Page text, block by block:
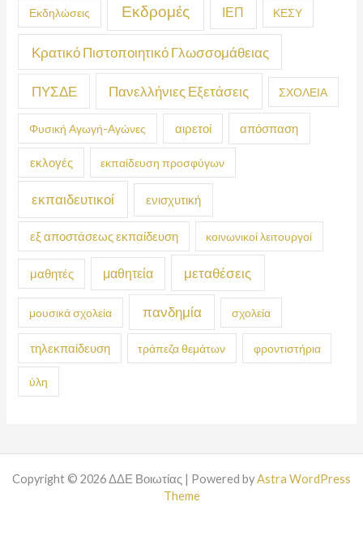
Εκδηλώσεις Εκδρομές ΙΕΠ ΚΕΣΥ
Κρατικό Πιστοποιητικό Γλωσσομάθειας
ΠΥΣΔΕ Πανελλήνιες Εξετάσεις ΣΧΟΛΕΙΑ
Φυσική Αγωγή-Αγώνες αιρετοί απόσπαση
εκλογές εκπαίδευση προσφύγων
εκπαιδευτικοί ενισχυτική
εξ αποστάσεως εκπαίδευση κοινωνικοί λειτουργοί
μαθητές μαθητεία μεταθέσεις
μουσικά σχολεία πανδημία σχολεία
τηλεκπαίδευση τράπεζα θεμάτων φροντιστήρια
ύλη
Copyright © 2026 ΔΔΕ Βοιωτίας | Powered byAstra WordPress
Theme